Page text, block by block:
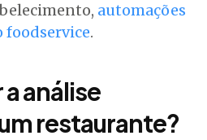
automações
foodservice.
análise
restaurante?